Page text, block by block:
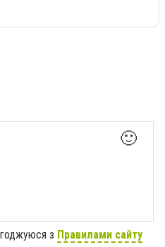
🙂
з Правилами сайту